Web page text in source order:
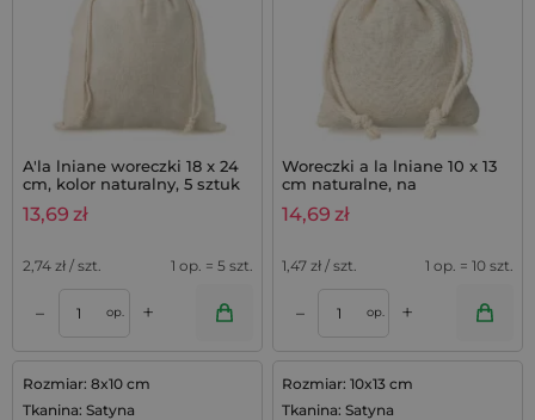
A'la lniane woreczki 18 x 24
cm, kolor naturalny, 5 sztuk
13,69 zł
2,74 zł / szt. 1 op. = 5 szt.
– op. +
Woreczki a la lniane 10 x 13
cm naturalne, na
podziękowania z lawendą -
10 szt.
14,69 zł
1,47 zł / szt. 1 op. = 10 szt.
– op. +
Rozmiar: 8x10 cm
Tkanina: Satyna
Rozmiar: 10x13 cm
Tkanina: Satyna